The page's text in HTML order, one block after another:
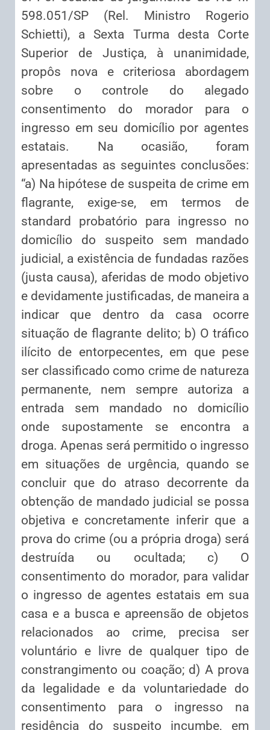
598.051/SP (Rel. Ministro Rogerio
Schietti), a Sexta Turma desta Corte
Superior de Justiça, à unanimidade,
propôs nova e criteriosa abordagem
sobre o controle do alegado
consentimento do morador para o
ingresso em seu domicílio por agentes
estatais. Na ocasião, foram
apresentadas as seguintes conclusões:
“a) Na hipótese de suspeita de crime em
flagrante, exige-se, em termos de
standard probatório para ingresso no
domicílio do suspeito sem mandado
judicial, a existência de fundadas razões
(justa causa), aferidas de modo objetivo
e devidamente justificadas, de maneira a
indicar que dentro da casa ocorre
situação de flagrante delito; b) O tráfico
ilícito de entorpecentes, em que pese
ser classificado como crime de natureza
permanente, nem sempre autoriza a
entrada sem mandado no domicílio
onde supostamente se encontra a
droga. Apenas será permitido o ingresso
em situações de urgência, quando se
concluir que do atraso decorrente da
obtenção de mandado judicial se possa
objetiva e concretamente inferir que a
prova do crime (ou a própria droga) será
destruída ou ocultada; c) O
consentimento do morador, para validar
o ingresso de agentes estatais em sua
casa e a busca e apreensão de objetos
relacionados ao crime, precisa ser
voluntário e livre de qualquer tipo de
constrangimento ou coação; d) A prova
da legalidade e da voluntariedade do
consentimento para o ingresso na
residência do suspeito incumbe, em